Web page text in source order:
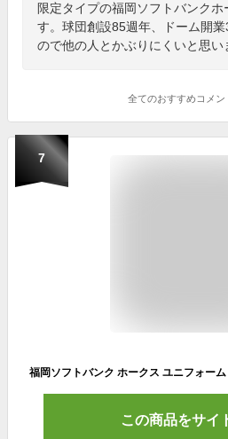
限定タイプの福岡ソフトバンク
す。球団創設85週年、ドーム開
ので他の人とかぶりにくいと思い
全てのおすすめコメン
7
この商品をサイ